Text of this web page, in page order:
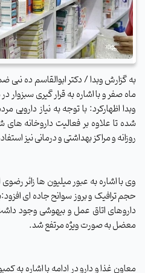
به گزارش وبدا / دکتر ابوالقاسم ده نبی
ماه صفر و با اشاره به قرار گیری سبزوار
وبدا اظهارکرد: با توجه به نیاز دارویی
شده تا علاوه بر فعالیت داروخانه های
روزانه و مراکز بهداشتی و درمانی نیز
وی با اشاره به عبور میلیون ها زائر
حجم ترافیک و بروز سوانح جاده ای
داروهای اتاق عمل و بیهوشی وجود
معضل به صورت ویژه مرتفع شد.
معاون غذا و دارو در ادامه با اشاره